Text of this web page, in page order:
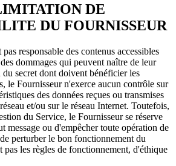
DE
DU FOURNISSEUR
responsable des contenus accessibles
dommages qui peuvent naître de leur
secret dont doivent bénéficier les
le Fournisseur n'exerce aucun contrôle sur
des données reçues ou transmises
et/ou sur le réseau Internet. Toutefois,
du Service, le Fournisseur se réserve
message ou d'empêcher toute opération de
perturber le bon fonctionnement du
pas les règles de fonctionnement, d'éthique